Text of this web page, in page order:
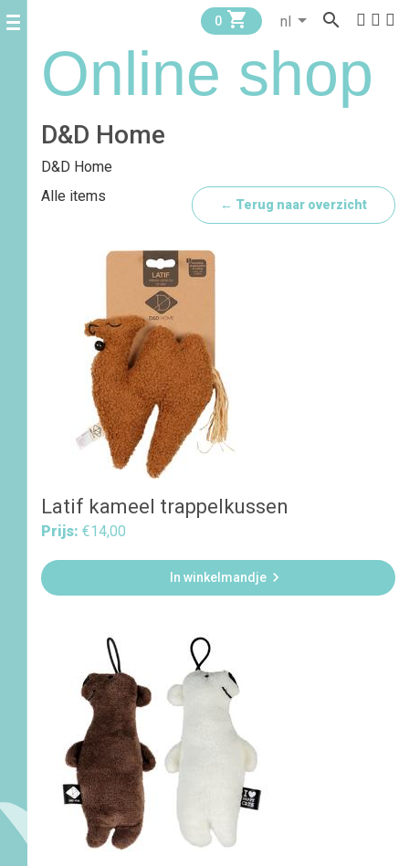
0  
Online shop
D&D Home
D&D Home
Alle items
← Terug naar overzicht
Latif kameel trappelkussen
Prijs: €14,00
In winkelmandje 